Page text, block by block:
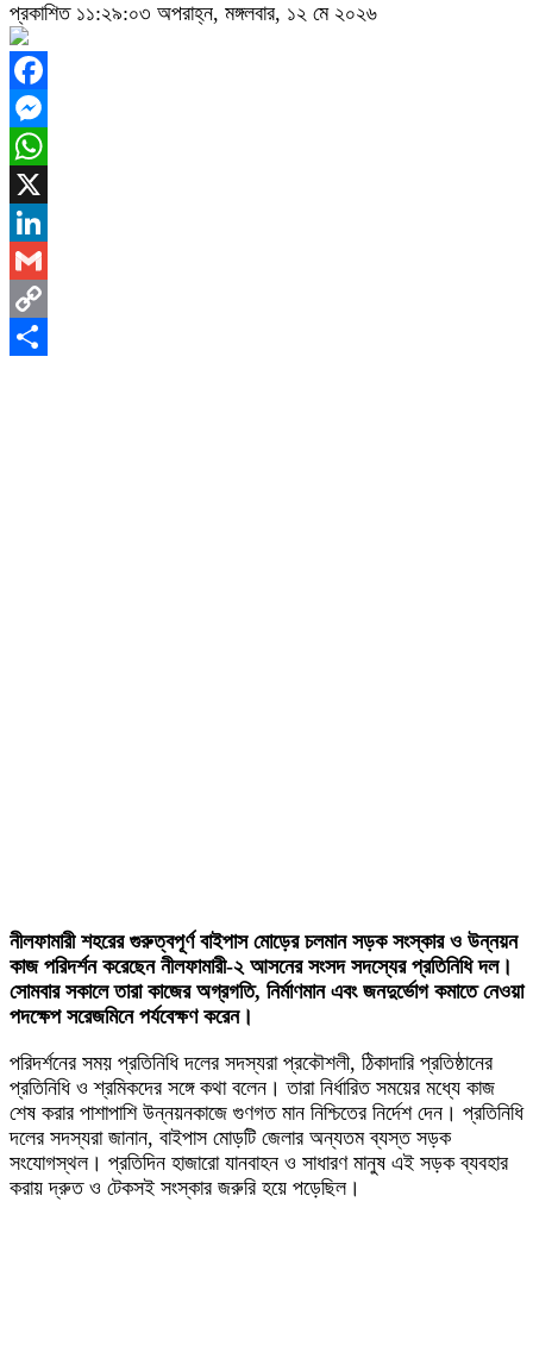
প্রকাশিত ১১:২৯:০৩ অপরাহ্ন, মঙ্গলবার, ১২ মে ২০২৬
Facebook
Messenger
WhatsApp
X
LinkedIn
Gmail
Copy
নীলফামারী শহরের গুরুত্বপূর্ণ বাইপাস মোড়ের চলমান সড়ক সংস্কার ও উন্নয়ন
কাজ পরিদর্শন করেছেন নীলফামারী-২ আসনের সংসদ সদস্যের প্রতিনিধি দল।
সোমবার সকালে তারা কাজের অগ্রগতি, নির্মাণমান এবং জনদুর্ভোগ কমাতে নেওয়া
পদক্ষেপ সরেজমিনে পর্যবেক্ষণ করেন।
পরিদর্শনের সময় প্রতিনিধি দলের সদস্যরা প্রকৌশলী, ঠিকাদারি প্রতিষ্ঠানের
প্রতিনিধি ও শ্রমিকদের সঙ্গে কথা বলেন। তারা নির্ধারিত সময়ের মধ্যে কাজ
শেষ করার পাশাপাশি উন্নয়নকাজে গুণগত মান নিশ্চিতের নির্দেশ দেন। প্রতিনিধি
দলের সদস্যরা জানান, বাইপাস মোড়টি জেলার অন্যতম ব্যস্ত সড়ক
সংযোগস্থল। প্রতিদিন হাজারো যানবাহন ও সাধারণ মানুষ এই সড়ক ব্যবহার
করায় দ্রুত ও টেকসই সংস্কার জরুরি হয়ে পড়েছিল।